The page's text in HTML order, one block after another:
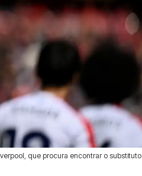
que procura encontrar o substituto